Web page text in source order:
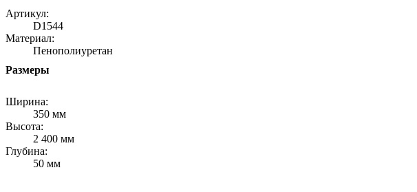
Артикул:
D1544
Материал:
Пенополиуретан
Размеры
Ширина:
350 мм
Высота:
2 400 мм
Глубина:
50 мм